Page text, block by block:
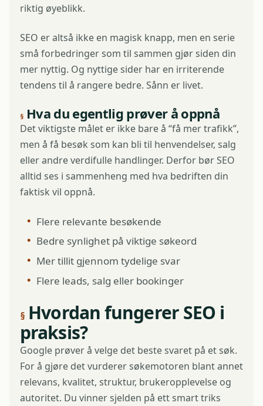
riktig øyeblikk.
SEO er altså ikke en magisk knapp, men en serie
små forbedringer som til sammen gjør siden din
mer nyttig. Og nyttige sider har en irriterende
tendens til å rangere bedre. Sånn er livet.
Hva du egentlig prøver å oppnå
Det viktigste målet er ikke bare å “få mer trafikk”,
men å få besøk som kan bli til henvendelser, salg
eller andre verdifulle handlinger. Derfor bør SEO
alltid ses i sammenheng med hva bedriften din
faktisk vil oppnå.
Flere relevante besøkende
Bedre synlighet på viktige søkeord
Mer tillit gjennom tydelige svar
Flere leads, salg eller bookinger
Hvordan fungerer SEO i
praksis?
Google prøver å velge det beste svaret på et søk.
For å gjøre det vurderer søkemotoren blant annet
relevans, kvalitet, struktur, brukeropplevelse og
autoritet. Du vinner sjelden på ett smart triks